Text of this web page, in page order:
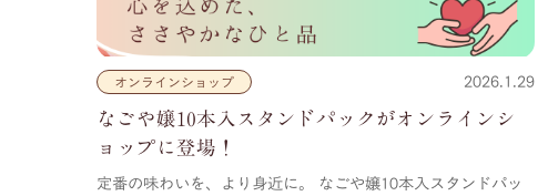
オンラインショップ 2026.1.29
なごや嬢10本入スタンドパックがオンラインシ
ョップに登場！
定番の味わいを、より身近に。 なごや嬢10本入スタンドパッ